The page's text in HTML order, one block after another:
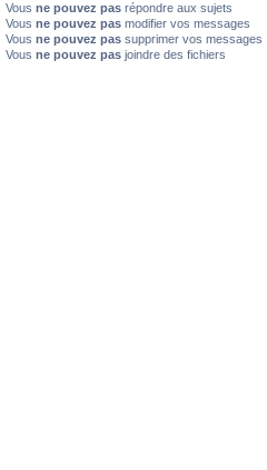
Vous ne pouvez pas répondre aux sujets
Vous ne pouvez pas modifier vos messages
Vous ne pouvez pas supprimer vos messages
Vous ne pouvez pas joindre des fichiers